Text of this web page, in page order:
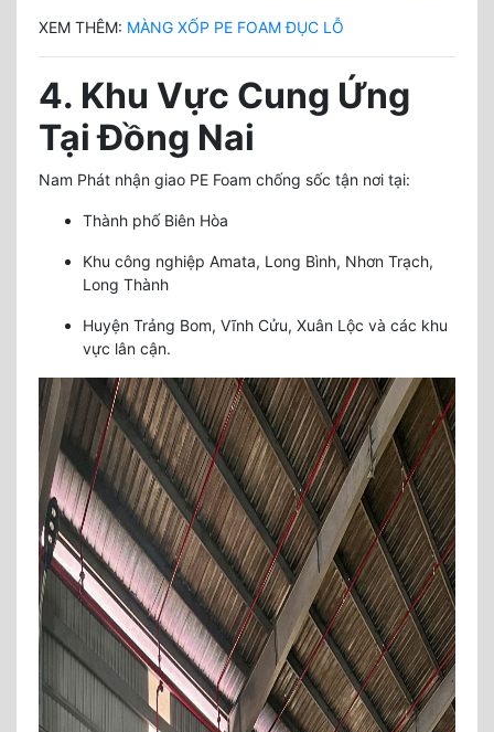
XEM THÊM: MÀNG XỐP PE FOAM ĐỤC LỖ
4. Khu Vực Cung Ứng
Tại Đồng Nai
Nam Phát nhận giao PE Foam chống sốc tận nơi tại:
Thành phố Biên Hòa
Khu công nghiệp Amata, Long Bình, Nhơn Trạch,
Long Thành
Huyện Trảng Bom, Vĩnh Cửu, Xuân Lộc và các khu
vực lân cận.